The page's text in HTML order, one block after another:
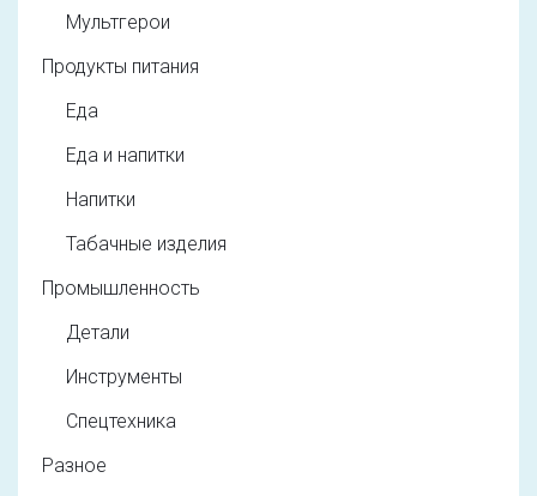
Мультгерои
Продукты питания
Еда
Еда и напитки
Напитки
Табачные изделия
Промышленность
Детали
Инструменты
Спецтехника
Разное